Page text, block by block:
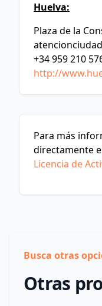
Huelva:
Plaza de la
+34 959 210
http://
Para más
directamente
Licencia de
Busca otras
Otras